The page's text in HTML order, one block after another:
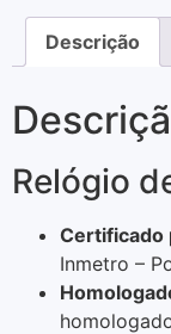
Descrição
Relógio
Certificado
Inmetro –